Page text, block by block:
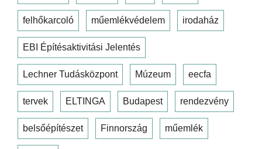
felhőkarcoló műemlékvédelem irodaház
EBI Építésaktivitási Jelentés
Lechner Tudásközpont Múzeum eecfa
tervek ELTINGA Budapest rendezvény
belsőépítészet Finnország műemlék